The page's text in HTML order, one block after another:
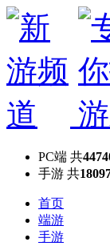
PC端 共
手游 共
首页
端游
手游